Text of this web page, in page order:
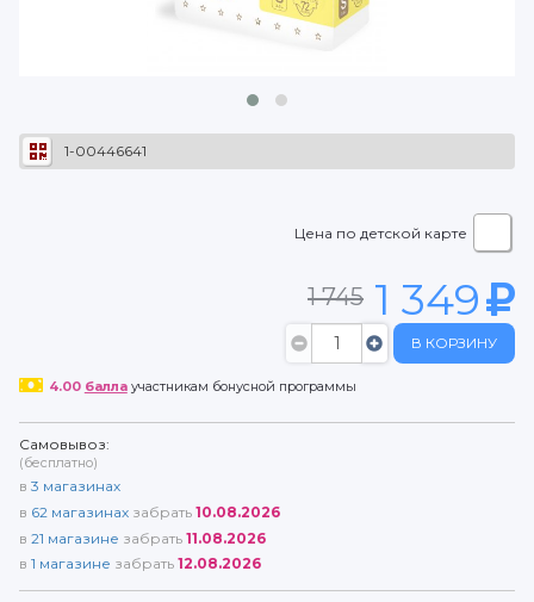
1-00446641
Цена по детской карте
1 745 1 349
В КОРЗИНУ
4.00 баллаучастникам бонусной программы
Самовывоз:
(бесплатно)
в 3 магазинах
в 62 магазинах забрать 10.08.2026
в 21 магазине забрать 11.08.2026
в 1 магазине забрать 12.08.2026